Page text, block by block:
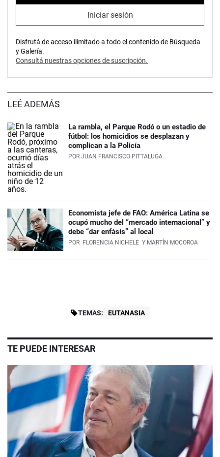
Iniciar sesión
Disfrutá de acceso ilimitado a todo el contenido de Búsqueda
y Galería.
Consultá nuestras opciones de suscripción.
LEÉ ADEMÁS
La rambla, el Parque Rodó o un estadio de
fútbol: los homicidios se desplazan y
complican a la Policía
POR JUAN FRANCISCO PITTALUGA
Economista jefe de FAO: América Latina se
ocupó mucho del “mercado internacional” y
debe “dar enfásis” al local
POR FLORENCIA NICHELE Y MARTÍN MOCOROA
TEMAS: EUTANASIA
TE PUEDE INTERESAR